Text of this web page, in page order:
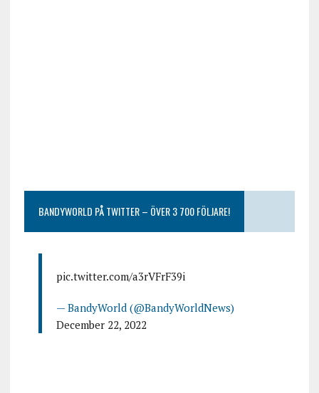
BANDYWORLD PÅ TWITTER – ÖVER 3 700 FÖLJARE!
pic.twitter.com/a3rVFrF39i
— BandyWorld (@BandyWorldNews)
December 22, 2022